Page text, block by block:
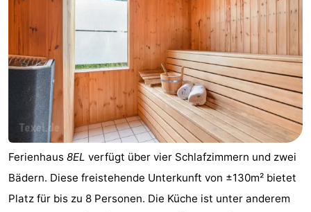
Ferienhaus 8EL verfügt über vier Schlafzimmern und zwei
Bädern. Diese freistehende Unterkunft von ±130m² bietet
Platz für bis zu 8 Personen. Die Küche ist unter anderem